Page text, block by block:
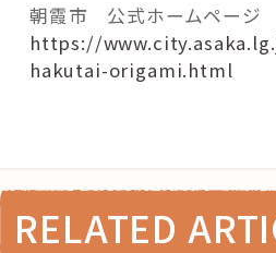
朝霞市 公式ホームページ
https://
hakutai-origami.html
RELATED